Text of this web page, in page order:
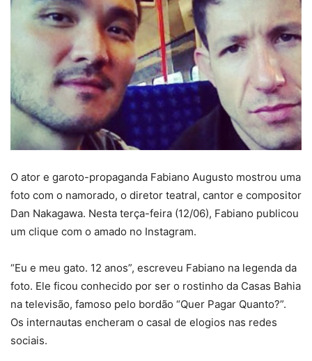
O ator e garoto-propaganda Fabiano Augusto mostrou uma
foto com o namorado, o diretor teatral, cantor e compositor
Dan Nakagawa. Nesta terça-feira (12/06), Fabiano publicou
um clique com o amado no Instagram.
“Eu e meu gato. 12 anos”, escreveu Fabiano na legenda da
foto. Ele ficou conhecido por ser o rostinho da Casas Bahia
na televisão, famoso pelo bordão “Quer Pagar Quanto?”.
Os internautas encheram o casal de elogios nas redes
sociais.